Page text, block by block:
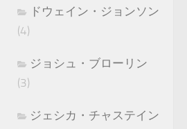
ドウェイン・ジョンソン
(4)
ジョシュ・ブローリン
(3)
ジェシカ・チャステイン